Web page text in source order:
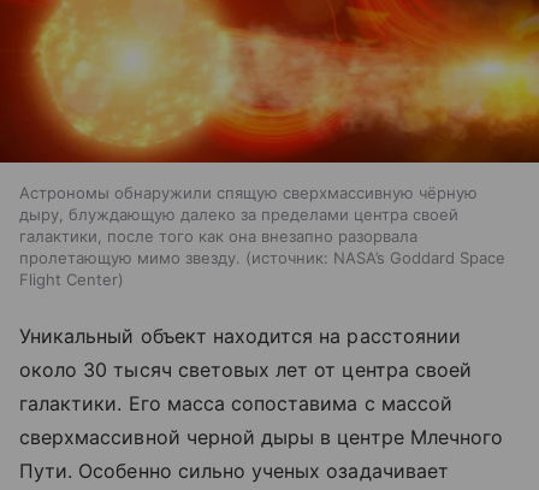
Астрономы обнаружили спящую сверхмассивную чёрную
дыру, блуждающую далеко за пределами центра своей
галактики, после того как она внезапно разорвала
пролетающую мимо звезду.
источник: NASA’s Goddard Space
Flight Center
Уникальный объект находится на расстоянии
около 30 тысяч световых лет от центра своей
галактики. Его масса сопоставима с массой
сверхмассивной черной дыры в центре Млечного
Пути. Особенно сильно ученых озадачивает